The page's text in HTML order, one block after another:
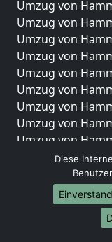
Umzug von
Umzug von
Umzug von
Umzug von
Umzug von
Umzug von
Umzug von
Umzug von
Umzug von
Umzug von
Umzug von
Umzug von
Umzüge-
Diese